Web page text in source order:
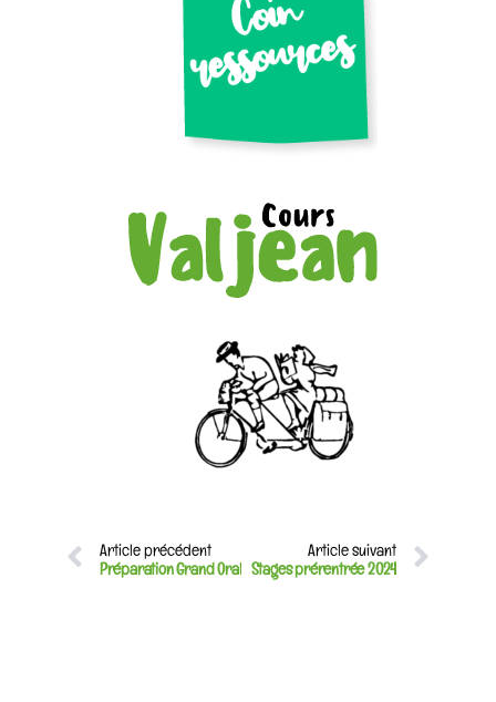
Article précédent
Préparation Grand Oral
Article suivant
Stages prérentrée 2024